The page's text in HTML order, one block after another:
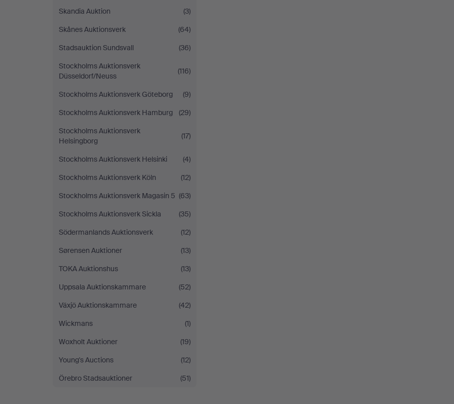
Skandia Auktion
(3)
Skånes Auktionsverk
(64)
Stadsauktion Sundsvall
(36)
Stockholms Auktionsverk
Düsseldorf/Neuss
(116)
Stockholms Auktionsverk Göteborg
(9)
Stockholms Auktionsverk Hamburg
(29)
Stockholms Auktionsverk
Helsingborg
(17)
Stockholms Auktionsverk Helsinki
(4)
Stockholms Auktionsverk Köln
(12)
Stockholms Auktionsverk Magasin 5 (63)
Stockholms Auktionsverk Sickla
(35)
Södermanlands Auktionsverk
(12)
Sørensen Auktioner
(13)
TOKA Auktionshus
(13)
Uppsala Auktionskammare
(52)
Växjö Auktionskammare
(42)
Wickmans
(1)
Woxholt Auktioner
(19)
Young's Auctions
(12)
Örebro Stadsauktioner
(51)